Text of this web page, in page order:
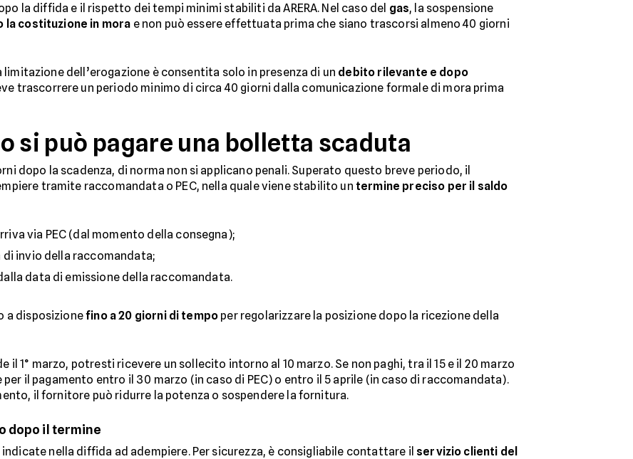
la diffida e il rispetto dei tempi minimi stabiliti da ARERA. Nel caso del gas, la sospensione
la costituzione in mora e non può essere effettuata prima che siano trascorsi almeno 40 giorni
limitazione dell’erogazione è consentita solo in presenza di un debito rilevante e dopo
trascorrere un periodo minimo di circa 40 giorni dalla comunicazione formale di mora prima
si può pagare una bolletta scaduta
dopo la scadenza, di norma non si applicano penali. Superato questo breve periodo, il
tramite raccomandata o PEC, nella quale viene stabilito un termine preciso per il saldo
via PEC (dal momento della consegna);
di invio della raccomandata;
data di emissione della raccomandata.
a disposizionefino a 20 giorni di tempo per regolarizzare la posizione dopo la ricezione della
il 1° marzo, potresti ricevere un sollecito intorno al 10 marzo. Se non paghi, tra il 15 e il 20 marzo
il pagamento entro il 30 marzo (in caso di PEC) o entro il 5 aprile (in caso di raccomandata).
il fornitore può ridurre la potenza o sospendere la fornitura.
dopo il termine
nella diffida ad adempiere. Per sicurezza, è consigliabile contattare il servizio clienti del